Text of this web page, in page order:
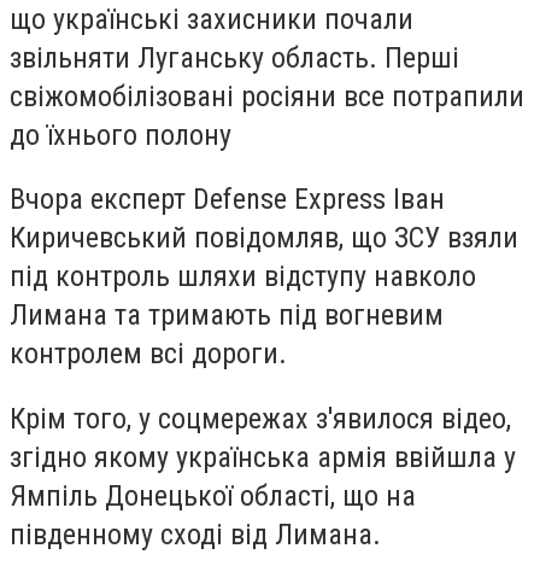
що українські захисники почали
звільняти Луганську область. Перші
свіжомобілізовані росіяни все потрапили
до їхнього полону
Вчора експерт Defense Express Іван
Киричевський повідомляв, що ЗСУ взяли
під контроль шляхи відступу навколо
Лимана та тримають під вогневим
контролем всі дороги.
Крім того, у соцмережах з'явилося відео,
згідно якому українська армія ввійшла у
Ямпіль Донецької області, що на
південному сході від Лимана.